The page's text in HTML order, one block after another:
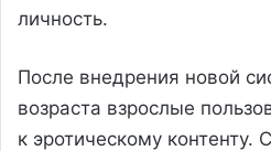
личность.
После внедрения новой
возраста взрослые
к эротическому контенту.